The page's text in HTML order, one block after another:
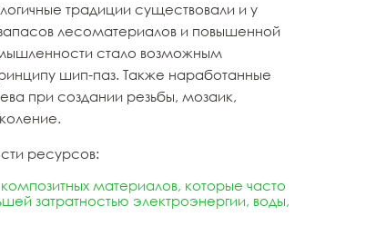
традиции существовали и у
лесоматериалов и повышенной
стало возможным
шип-паз. Также наработанные
при создании резьбы, мозаик,
ресурсов:
материалов, которые часто
затратностью электроэнергии, воды,